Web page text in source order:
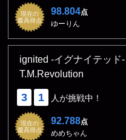
現在の
最高得点
98.804点
ゆーりん
ignited -イグナイテッド-
T.M.Revolution
3 1 人が挑戦中！
現在の
最高得点
92.788点
めめちゃん